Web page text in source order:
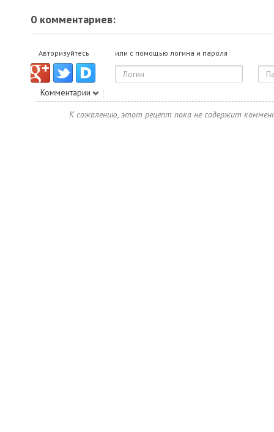
0 комментариев:
Авторизуйтесь или с помощью логина и пароля
Комментарии
К сожалению, этот рецепт пока не содержит